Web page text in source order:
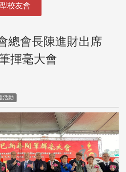
校友會
總會長陳進財出席
揮毫大會
活動